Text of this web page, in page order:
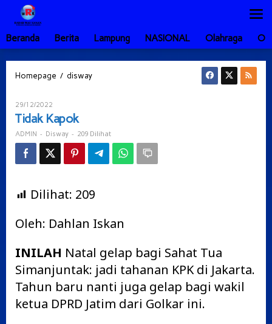
Lewati
konten
Beranda
Berita Lampung NASIONAL Olahraga
Homepage / diswayTidak
29/12/2022
ADMIN
Tidak Kapok
ADMIN - Disway - 209 Dilihat
Dilihat: 209
Oleh: Dahlan Iskan
INILAH Natal gelap bagi Sahat Tua
Simanjuntak: jadi tahanan KPK di Jakarta.
Tahun baru nanti juga gelap bagi wakil
ketua DPRD Jatim dari Golkar ini.